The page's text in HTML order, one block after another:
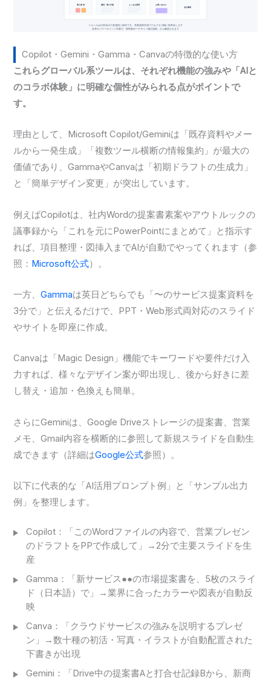
Copilot・Gemini・Gamma・Canvaの特徴的な使い方
これらグローバル系ツールは、それぞれ機能の強みや「AIと
のコラボ体験」に明確な個性がみられる点がポイントで
す。
理由として、Microsoft Copilot/Geminiは「既存資料やメー
ルから一発生成」「複数ツール横断の情報集約」が最大の
価値であり、GammaやCanvaは「初期ドラフトの生成力」
と「簡単デザイン変更」が突出しています。
例えばCopilotは、社内Wordの提案書素案やアウトルックの
議事録から「これを元にPowerPointにまとめて」と指示す
れば、項目整理・図挿入までAIが自動でやってくれます（参
照： Microsoft公式）。
一方、Gammaは英日どちらでも「〜のサービス提案資料を
3分で」と伝えるだけで、PPT・Web形式両対応のスライド
やサイトを即座に作成。
Canvaは「Magic Design」機能でキーワードや要件だけ入
力すれば、様々なデザイン案が即出現し、後から好きに差
し替え・追加・色換えも簡単。
さらにGeminiは、Google Driveストレージの提案書、営業
メモ、Gmail内容を横断的に参照して新規スライドを自動生
成できます（詳細はGoogle公式参照）。
以下に代表的な「AI活用プロンプト例」と「サンプル出力
例」を整理します。
Copilot：「このWordファイルの内容で、営業プレゼン
のドラフトをPPで作成して」→2分で主要スライドを生
産
Gamma：「新サービス●●の市場提案書を、5枚のスライ
ド（日本語）で」→業界に合ったカラーや図表が自動反
映
Canva：「クラウドサービスの強みを説明するプレゼ
ン」→数十種の初活・写真・イラストが自動配置された
下書きが出現
Gemini：「Drive中の提案書Aと打合せ記録Bから、新商